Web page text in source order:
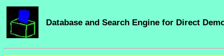
Database and Search Engine for Direct